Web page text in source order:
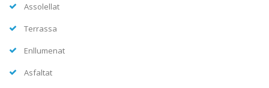
Assolellat
Terrassa
Enllumenat
Asfaltat